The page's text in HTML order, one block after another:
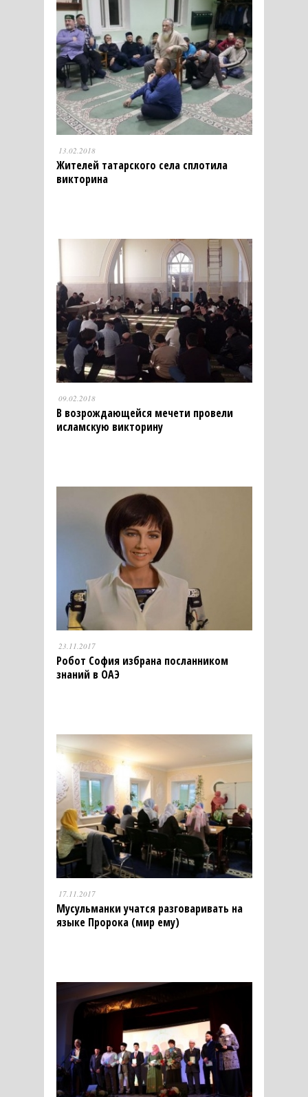
13.02.2018
Жителей татарского села сплотила
викторина
09.02.2018
В возрождающейся мечети провели
исламскую викторину
23.11.2017
Робот София избрана посланником
знаний в ОАЭ
17.11.2017
Мусульманки учатся разговаривать на
языке Пророка (мир ему)